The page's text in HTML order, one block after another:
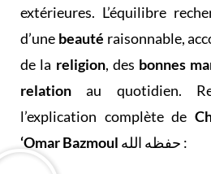
extérieures. L’équilibre
d’une beauté raisonnable,
de la religion, des bonnes
relation au quotidien.
l’explication complète de
‘Omar Bazmoul
حفظه الله :